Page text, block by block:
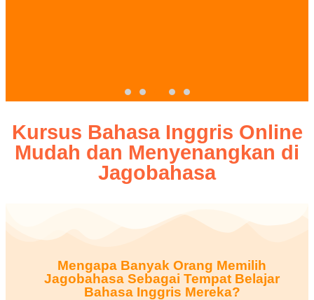
Kursus Bahasa Inggris Online
Mudah dan Menyenangkan di
Jagobahasa
Mengapa Banyak Orang Memilih
Jagobahasa Sebagai Tempat Belajar
Bahasa Inggris Mereka?